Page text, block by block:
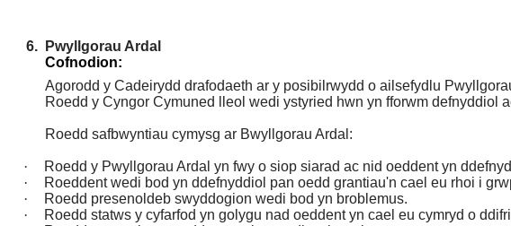
6.
Pwyllgorau Ardal
Cofnodion:
Agorodd y Cadeirydd drafodaeth ar y posibilrwydd o ailsefydlu
Roedd y Cyngor Cymuned lleol wedi ystyried hwn yn fforwm defnyddiol
Roedd safbwyntiau cymysg ar Bwyllgorau Ardal:
·
Roedd y Pwyllgorau Ardal yn fwy o siop siarad ac nid oeddent yn
·
Roeddent wedi bod yn ddefnyddiol pan oedd grantiau'n cael eu rhoi i
·
Roedd presenoldeb swyddogion wedi bod yn broblemus.
·
Roedd statws y cyfarfod yn golygu nad oeddent yn cael eu cymryd o